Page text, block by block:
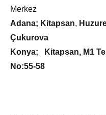
Merkez
Adana; Kitapsan,
Çukurova
Konya;
Kitapsan, M1
No:55-58